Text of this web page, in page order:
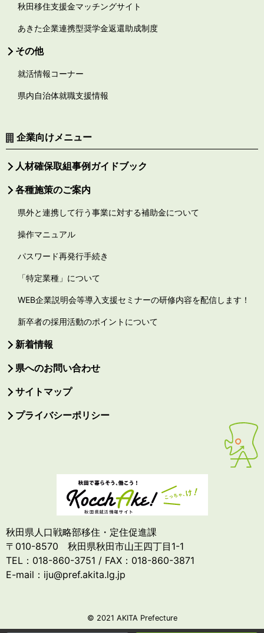
秋田移住支援金マッチングサイト
あきた企業連携型奨学金返還助成制度
その他
就活情報コーナー
県内自治体就職支援情報
企業向けメニュー
人材確保取組事例ガイドブック
各種施策のご案内
県外と連携して行う事業に対する補助金について
操作マニュアル
パスワード再発行手続き
「特定業種」について
WEB企業説明会等導入支援セミナーの研修内容を配信します！
新卒者の採用活動のポイントについて
新着情報
県へのお問い合わせ
サイトマップ
プライバシーポリシー
秋田県人口戦略部移住・定住促進課
〒010-8570 秋田県秋田市山王四丁目1-1
TEL：018-860-3751 / FAX：018-860-3871
E-mail：iju@pref.akita.lg.jp
© 2021 AKITA Prefecture